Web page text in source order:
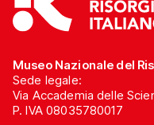
Museo Nazionale del
Sede legale:
Via Accademia delle
P. IVA 08035780017